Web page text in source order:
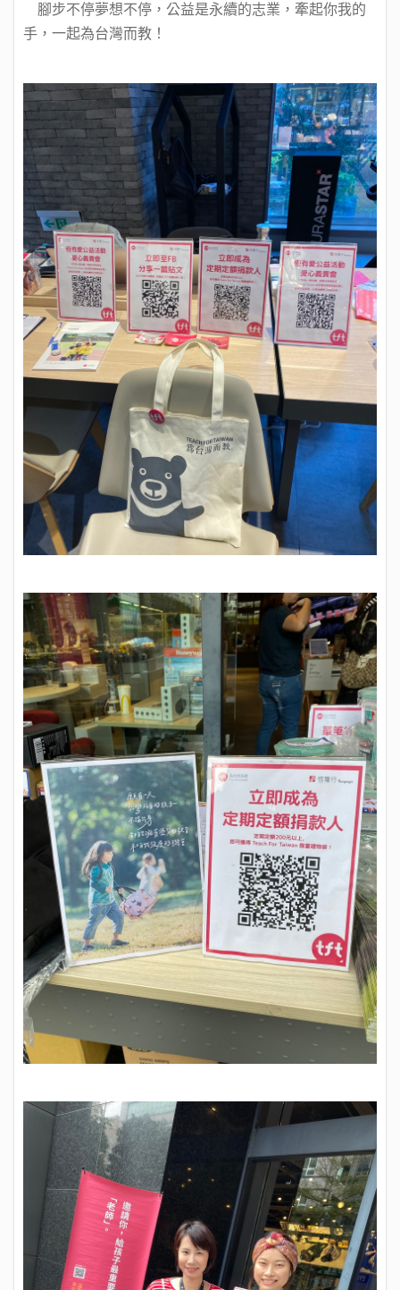
腳步不停夢想不停，公益是永續的志業，牽起你我的
手，一起為台灣而教！